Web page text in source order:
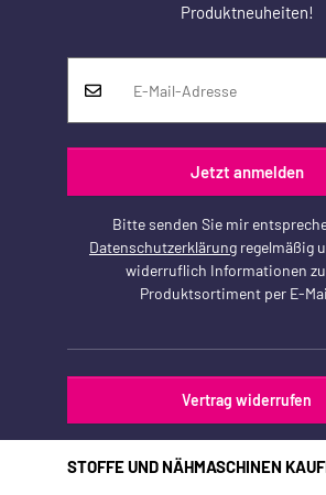
Produktneuheiten!
Jetzt anmelden
Bitte senden Sie mir
Datenschutzerklärung regelmäßig
widerruflich Informationen
Produktsortiment per E-
Vertrag widerrufen
STOFFE UND NÄHMASCHINEN